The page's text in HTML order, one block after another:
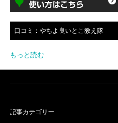
口コミ：やちよ良いとこ教え隊
もっと読む
記事カテゴリー